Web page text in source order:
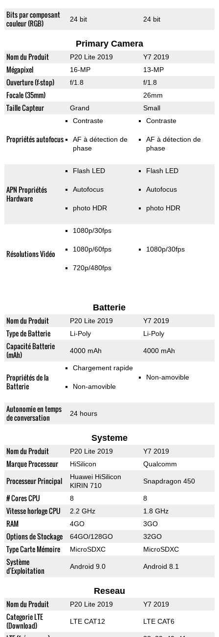
Bits par composant
couleur (RGB)
24 bit 24 bit
Primary Camera
Nom du Produit P20 Lite 2019 Y7 2019
Mégapixel 16-MP 13-MP
Ouverture (f-stop) f/1.8 f/1.8
Focale (35mm) 26mm
Taille Capteur Grand Small
Propriétés autofocus
Contraste
AF à détection de
phase
Contraste
AF à détection de
phase
APN Propriétés
Hardware
Flash LED
Autofocus
photo HDR
Flash LED
Autofocus
photo HDR
Résolutions Vidéo
1080p/30fps
1080p/60fps
720p/480fps
1080p/30fps
Batterie
Nom du Produit P20 Lite 2019 Y7 2019
Type de Batterie Li-Poly Li-Poly
Capacité Batterie
(mAh)
4000 mAh 4000 mAh
Propriétés de la
Batterie
Chargement rapide
Non-amovible
Non-amovible
Autonomie en temps
de conversation
24 hours
Systeme
Nom du Produit P20 Lite 2019 Y7 2019
Marque Processeur HiSilicon Qualcomm
Processeur Principal
Huawei HiSilicon
KIRIN 710
Snapdragon 450
# Cores CPU 8 8
Vitesse horloge CPU 2.2 GHz 1.8 GHz
RAM 4GO 3GO
Options de Stockage 64GO/128GO 32GO
Type Carte Mémoire MicroSDXC MicroSDXC
Système
d'Exploitation
Android 9.0 Android 8.1
Reseau
Nom du Produit P20 Lite 2019 Y7 2019
Categorie LTE
(Download)
LTE CAT12 LTE CAT6